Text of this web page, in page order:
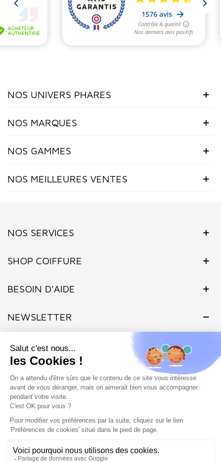
NOS UNIVERS PHARES
NOS MARQUES
NOS GAMMES
NOS MEILLEURES VENTES
NOS SERVICES
SHOP COIFFURE
BESOIN D'AIDE
NEWSLETTER
exclusivité nos offres flashs, promotions et actualités.
Site protégé par reCAPTCHA.
vérifier.